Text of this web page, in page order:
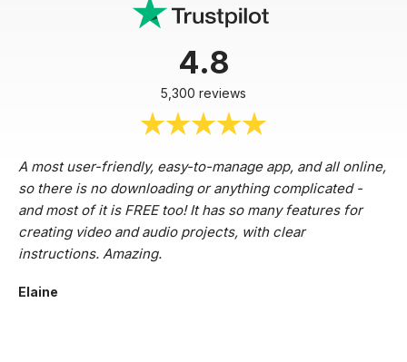
4.8
5,300 reviews
A most user-friendly, easy-to-manage app, and all online,
so there is no downloading or anything complicated -
and most of it is FREE too! It has so many features for
creating video and audio projects, with clear
instructions. Amazing.
Elaine